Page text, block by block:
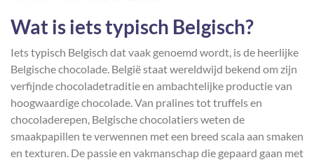
Wat is iets typisch Belgisch?
Iets typisch Belgisch dat vaak genoemd wordt, is de heerlijke
Belgische chocolade. België staat wereldwijd bekend om zijn
verfijnde chocoladetraditie en ambachtelijke productie van
hoogwaardige chocolade. Van pralines tot truffels en
chocoladerepen, Belgische chocolatiers weten de
smaakpapillen te verwennen met een breed scala aan smaken
en texturen. De passie en vakmanschap die gepaard gaan met